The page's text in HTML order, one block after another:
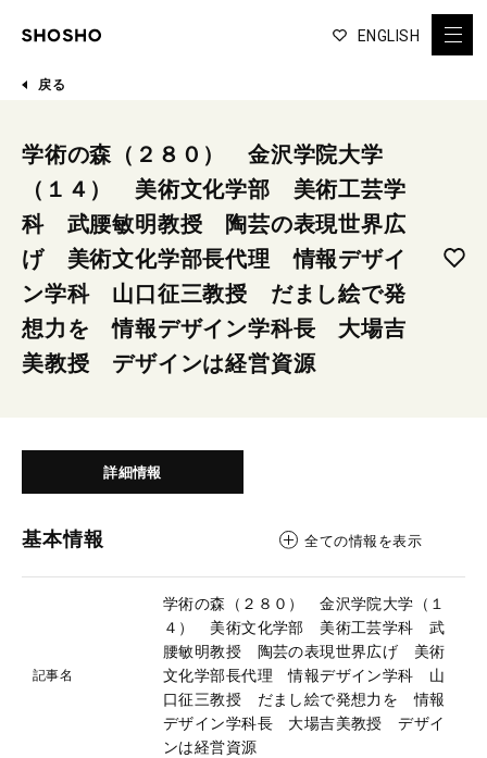
ENGLISH
戻る
学術の森（２８０） 金沢学院大学
（１４） 美術文化学部 美術工芸学
科 武腰敏明教授 陶芸の表現世界広
げ 美術文化学部長代理 情報デザイ
ン学科 山口征三教授 だまし絵で発
想力を 情報デザイン学科長 大場吉
美教授 デザインは経営資源
詳細情報
基本情報 全ての情報を表示
記事名
学術の森（２８０） 金沢学院大学（１
４） 美術文化学部 美術工芸学科 武
腰敏明教授 陶芸の表現世界広げ 美術
文化学部長代理 情報デザイン学科 山
口征三教授 だまし絵で発想力を 情報
デザイン学科長 大場吉美教授 デザイ
ンは経営資源